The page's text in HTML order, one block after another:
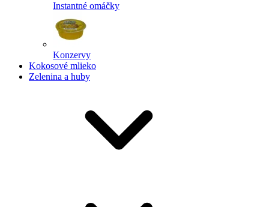
Instantné omáčky
Konzervy
Kokosové mlieko
Zelenina a huby